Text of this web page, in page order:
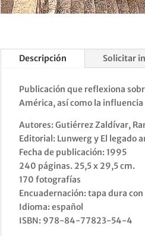
Descripción Solicitar
Publicación que reflexiona
América, así como la
Autores: Gutiérrez Zaldívar,
Editorial: Lunwerg y El legado
Fecha de publicación: 1995
240 páginas. 25,5 x 29,5 cm.
170 fotografías
Encuadernación: tapa dura
Idioma: español
ISBN: 978-84-77823-54-4